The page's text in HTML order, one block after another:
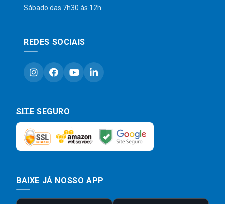
Sábado das 7h30 às 12h
REDES SOCIAIS
SITE SEGURO
BAIXE JÁ NOSSO APP